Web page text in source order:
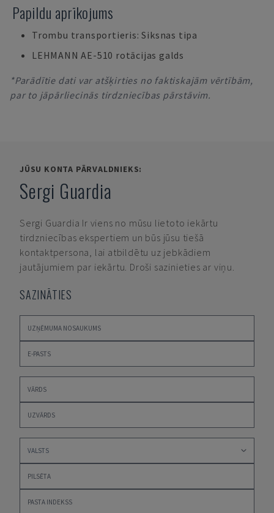
Papildu aprīkojums
Trombu transportieris: Siksnas tipa
LEHMANN AE-510 rotācijas galds
*Parādītie dati var atšķirties no faktiskajām vērtībām,
par to jāpārliecinās tirdzniecības pārstāvim.
JŪSU KONTA PĀRVALDNIEKS:
Sergi Guardia
Sergi Guardia Ir viens no mūsu lietoto iekārtu
tirdzniecības ekspertiem un būs jūsu tiešā
kontaktpersona, lai atbildētu uz jebkādiem
jautājumiem par iekārtu. Droši sazinieties ar viņu.
SAZINĀTIES